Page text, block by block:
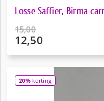
Losse Saffier, Birma
15,00
Oorspronkelijke
12,50
is:
€12,50.
20%korting